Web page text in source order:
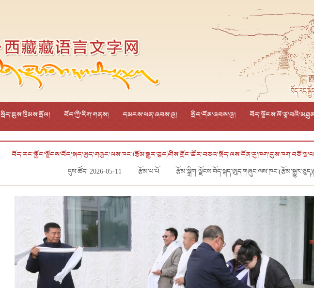
སྲིད་ཇུས་ཁྲིམས་སྲོལ། བོད་ཀྱི་རིག་གནས། དམངས་ཕན་ཞབས་ཞུ། སྲིད་དོན་ཞབས་ཞུ།
དུས་ཚོད། 2026-05-11 རྩོམ་པ་པོ རྩོམ་སྒྲིག ལྗོངས་བོད་སྐད་ཨུད་གཞུང་ལས་ཁང་(རྩོམ་སྒྱུར་ཅུད)།